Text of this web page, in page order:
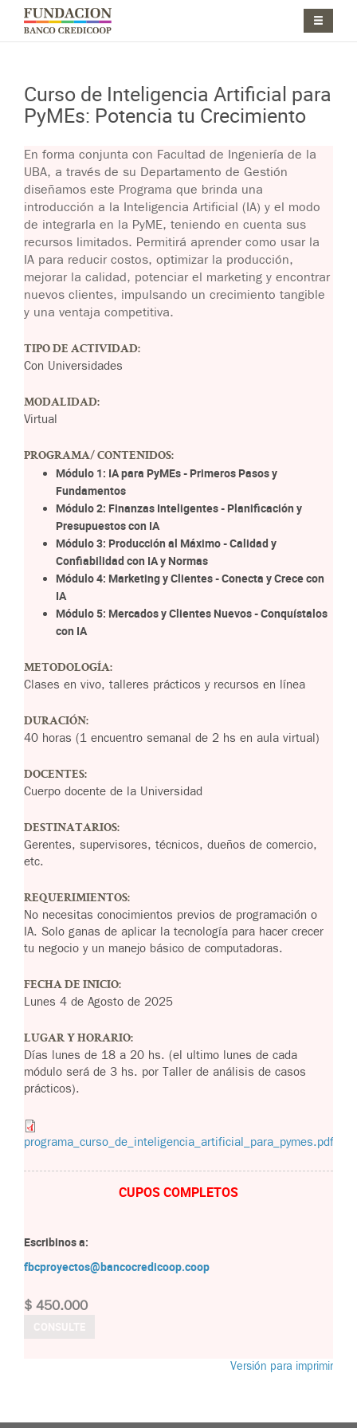
Pasar al contenido principal
Jump to main content
Curso de Inteligencia Artificial para
PyMEs: Potencia tu Crecimiento
Jump to main content
En forma conjunta con Facultad de Ingeniería de la
UBA, a través de su Departamento de Gestión
diseñamos este Programa que brinda una
introducción a la Inteligencia Artificial (IA) y el modo
de integrarla en la PyME, teniendo en cuenta sus
recursos limitados. Permitirá aprender como usar la
IA para reducir costos, optimizar la producción,
mejorar la calidad, potenciar el marketing y encontrar
nuevos clientes, impulsando un crecimiento tangible
y una ventaja competitiva.
TIPO DE ACTIVIDAD:
Con Universidades
MODALIDAD:
Virtual
PROGRAMA/ CONTENIDOS:
Módulo 1: IA para PyMEs - Primeros Pasos y
Fundamentos
Módulo 2: Finanzas Inteligentes - Planificación y
Presupuestos con IA
Módulo 3: Producción al Máximo - Calidad y
Confiabilidad con IA y Normas
Módulo 4: Marketing y Clientes - Conecta y Crece con
IA
Módulo 5: Mercados y Clientes Nuevos - Conquístalos
con IA
METODOLOGÍA:
Clases en vivo, talleres prácticos y recursos en línea
DURACIÓN:
40 horas (1 encuentro semanal de 2 hs en aula virtual)
DOCENTES:
Cuerpo docente de la Universidad
DESTINATARIOS:
Gerentes, supervisores, técnicos, dueños de comercio,
etc.
REQUERIMIENTOS:
No necesitas conocimientos previos de programación o
IA. Solo ganas de aplicar la tecnología para hacer crecer
tu negocio y un manejo básico de computadoras.
FECHA DE INICIO:
Lunes 4 de Agosto de 2025
LUGAR Y HORARIO:
Días lunes de 18 a 20 hs. (el ultimo lunes de cada
módulo será de 3 hs. por Taller de análisis de casos
prácticos).
programa_curso_de_inteligencia_artificial_para_pymes.pdf
CUPOS COMPLETOS
Escribinos a:
fbcproyectos@bancocredicoop.coop
$ 450.000
Versión para imprimir